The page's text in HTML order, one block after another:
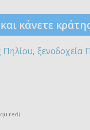
κάνετε
Πηλίου, ξενοδοχεία